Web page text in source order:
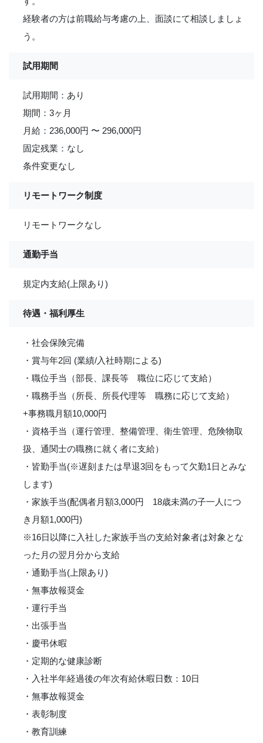
経験者の方は前職給与考慮の上、面談にて相談しましょ
う。
試用期間
試用期間：あり
期間：3ヶ月
月給：236,000円 〜 296,000円
固定残業：なし
条件変更なし
リモートワーク制度
リモートワークなし
通勤手当
規定内支給(上限あり)
待遇・福利厚生
・社会保険完備
・賞与年2回 (業績/入社時期による)
・職位手当（部長、課長等 職位に応じて支給）
・職務手当（所長、所長代理等 職務に応じて支給）
+事務職月額10,000円
・資格手当（運行管理、整備管理、衛生管理、危険物取
扱、通関士の職務に就く者に支給）
・皆勤手当(※遅刻または早退3回をもって欠勤1日とみな
します)
・家族手当(配偶者月額3,000円 18歳未満の子一人につ
き月額1,000円)
※16日以降に入社した家族手当の支給対象者は対象とな
った月の翌月分から支給
・通勤手当(上限あり)
・無事故報奨金
・運行手当
・出張手当
・慶弔休暇
・定期的な健康診断
・入社半年経過後の年次有給休暇日数：10日
・無事故報奨金
・表彰制度
・教育訓練